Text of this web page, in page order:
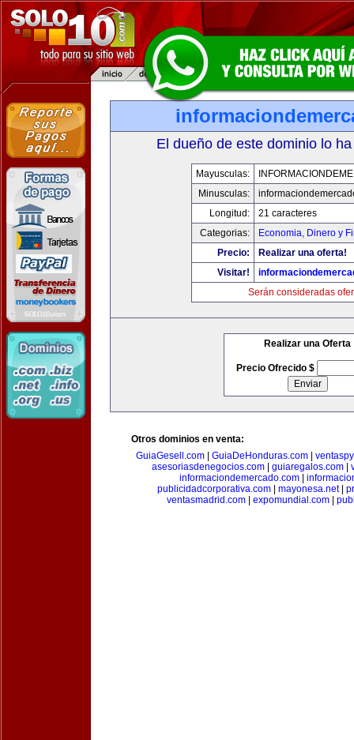
El dueño de este dominio lo
Mayusculas:
Minusculas:
Longitud:
21 caracteres
Categorias:
Economia, Dinero y
Precio:
Realizar una oferta!
Visitar!
Serán consideradas
Realizar una Oferta
Precio Ofrecido $
Otros dominios en venta:
GuiaGesell.com| GuiaDeHonduras.com|
asesoriasdenegocios.com
guiaregalos.com
informaciondemercado.com|
publicidadcorporativa.com
mayonesa.net|
ventasmadrid.com
expomundial.com